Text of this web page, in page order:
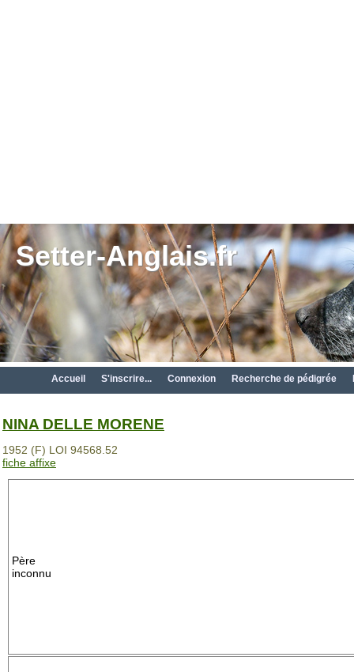
Setter-Anglais.fr
Accueil S'inscrire... Connexion Recherche de pédigrée
NINA DELLE MORENE
1952 (F) LOI 94568.52
fiche affixe
Père
inconnu